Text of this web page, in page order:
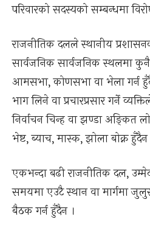
परिवारको सदस्यको सम्बन्धमा
राजनीतिक दलले स्थानीय
सार्वजनिक सार्वजनिक स्थलमा
आमसभा, कोणसभा वा भेला गर्न
भाग लिने वा प्रचारप्रसार गर्ने
निर्वाचन चिन्ह वा झण्डा अङ्कित
भेष्ट, ब्याच, मास्क, झोला बोक्न हुँदैन
एकभन्दा बढी राजनीतिक दल,
समयमा एउटै स्थान वा मार्गमा
बैठक गर्न हुँदैन ।